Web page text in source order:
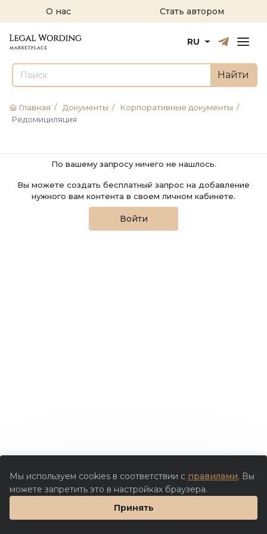
О нас Стать автором
РусскийEnglish
RU
Найти
Главная / Документы / Корпоративные документы /
Редомициляция
По вашему запросу ничего не нашлось.
Вы можете создать бесплатный запрос на добавление
нужного вам контента в своем личном кабинете.
Войти
Мы используем cookies в соответствии с правилами. Вы
можете запретить это в настройках браузера.
Принять